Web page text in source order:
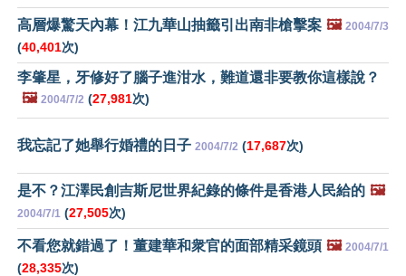
高層爆驚天內幕！江九華山抽籤引出南非槍擊案 🖼️ 2004/7/3
(40,401次)
李肇星，牙修好了腦子進泔水，難道還非要教你這樣說？
🖼️ 2004/7/2 (27,981次)
我忘記了她舉行婚禮的日子 2004/7/2 (17,687次)
是不？江澤民創吉斯尼世界紀錄的條件是香港人民給的 🖼️
2004/7/1 (27,505次)
不看您就錯過了！董建華和衆官的面部精采鏡頭 🖼️ 2004/7/1
(28,335次)